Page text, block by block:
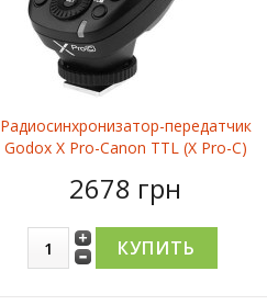
Радиосинхронизатор-передатчик
Godox X Pro-Canon TTL (X Pro-C)
2678 грн